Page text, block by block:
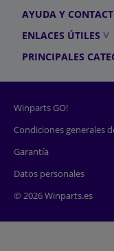
AYUDA Y
ENLACES ÚTILES
PRINCIPALES
Winparts GO!
Condiciones generales
Garantía
Datos personales
© 2026 Winparts.es